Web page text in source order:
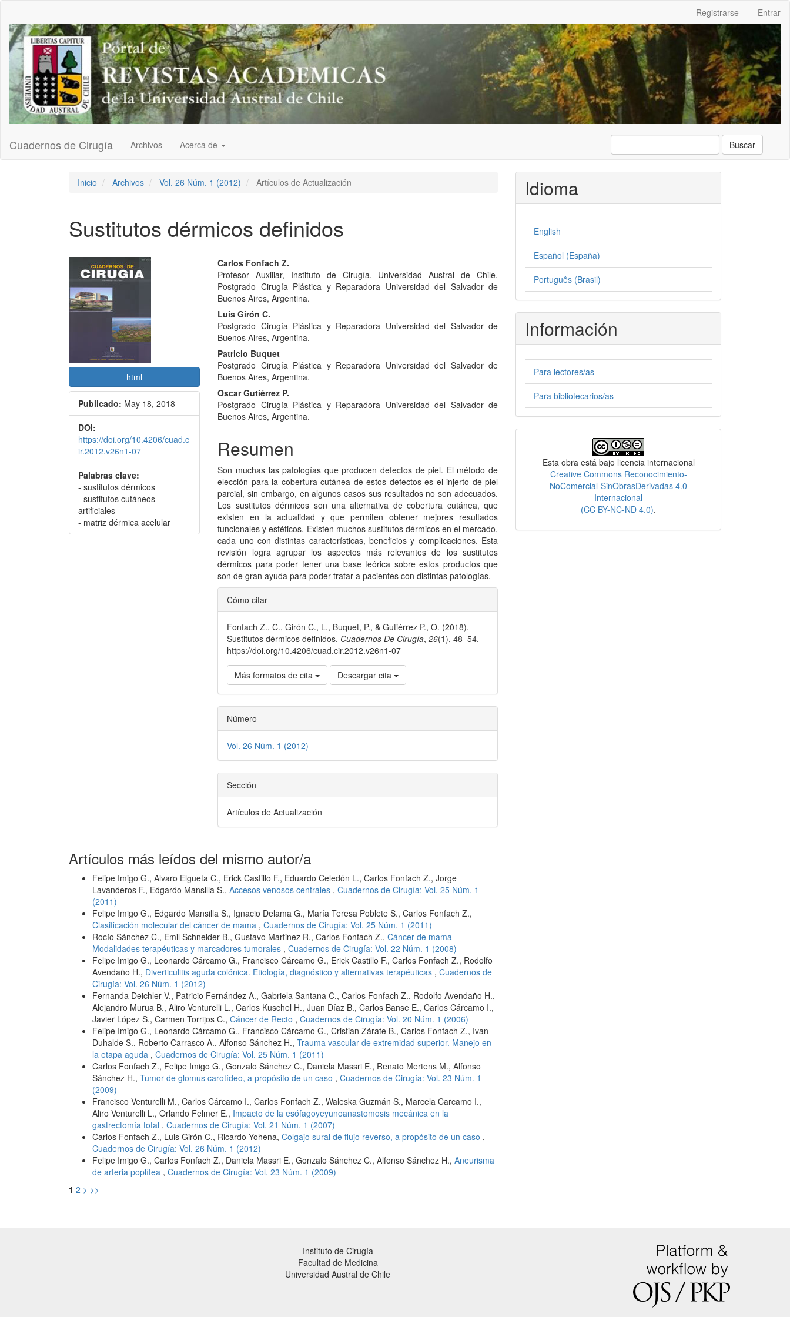
Contenido
principal
Barra
lateral
Registrarse Entrar
Cuadernos de Cirugía Archivos Acerca de Buscar
Inicio Archivos Vol. 26 Núm. 1 (2012) Artículos de Actualización
Sustitutos dérmicos definidos
Barra
lateral
del
artículo
html
Publicado: May 18, 2018
DOI:
https://doi.org/10.4206/cuad.c
ir.2012.v26n1-07
Palabras clave:
- sustitutos dérmicos
- sustitutos cutáneos
artificiales
- matriz dérmica acelular
Contenido
principal
del
artículo
Carlos Fonfach Z.
Profesor Auxiliar, Instituto de Cirugía. Universidad Austral de Chile.
Postgrado Cirugía Plástica y Reparadora Universidad del Salvador de
Buenos Aires, Argentina.
Luis Girón C.
Postgrado Cirugía Plástica y Reparadora Universidad del Salvador de
Buenos Aires, Argentina.
Patricio Buquet
Postgrado Cirugía Plástica y Reparadora Universidad del Salvador de
Buenos Aires, Argentina.
Oscar Gutiérrez P.
Postgrado Cirugía Plástica y Reparadora Universidad del Salvador de
Buenos Aires, Argentina.
Resumen
Son muchas las patologías que producen defectos de piel. El método de
elección para la cobertura cutánea de estos defectos es el injerto de piel
parcial, sin embargo, en algunos casos sus resultados no son adecuados.
Los sustitutos dérmicos son una alternativa de cobertura cutánea, que
existen en la actualidad y que permiten obtener mejores resultados
funcionales y estéticos. Existen muchos sustitutos dérmicos en el mercado,
cada uno con distintas características, beneficios y complicaciones. Esta
revisión logra agrupar los aspectos más relevantes de los sustitutos
dérmicos para poder tener una base teórica sobre estos productos que
son de gran ayuda para poder tratar a pacientes con distintas patologías.
Detalles
del
artículo
Cómo citar
Fonfach Z., C., Girón C., L., Buquet, P., & Gutiérrez P., O. (2018).
Sustitutos dérmicos definidos. Cuadernos De Cirugía,26(1), 48–54.
https://doi.org/10.4206/cuad.cir.2012.v26n1-07
Más formatos de cita Descargar cita
Número
Vol. 26 Núm. 1 (2012)
Sección
Artículos de Actualización
Artículos más leídos del mismo autor/a
Felipe Imigo G., Alvaro Elgueta C., Erick Castillo F., Eduardo Celedón L., Carlos Fonfach Z., Jorge
Lavanderos F., Edgardo Mansilla S., Accesos venosos centrales , Cuadernos de Cirugía: Vol. 25 Núm. 1
(2011)
Felipe Imigo G., Edgardo Mansilla S., Ignacio Delama G., María Teresa Poblete S., Carlos Fonfach Z.,
Clasificación molecular del cáncer de mama , Cuadernos de Cirugía: Vol. 25 Núm. 1 (2011)
Rocío Sánchez C., Emil Schneider B., Gustavo Martinez R., Carlos Fonfach Z., Cáncer de mama
Modalidades terapéuticas y marcadores tumorales , Cuadernos de Cirugía: Vol. 22 Núm. 1 (2008)
Felipe Imigo G., Leonardo Cárcamo G., Francisco Cárcamo G., Erick Castillo F., Carlos Fonfach Z., Rodolfo
Avendaño H., Diverticulitis aguda colónica. Etiología, diagnóstico y alternativas terapéuticas , Cuadernos de
Cirugía: Vol. 26 Núm. 1 (2012)
Fernanda Deichler V., Patricio Fernández A., Gabriela Santana C., Carlos Fonfach Z., Rodolfo Avendaño H.,
Alejandro Murua B., Aliro Venturelli L., Carlos Kuschel H., Juan Díaz B., Carlos Banse E., Carlos Cárcamo I.,
Javier López S., Carmen Torrijos C., Cáncer de Recto , Cuadernos de Cirugía: Vol. 20 Núm. 1 (2006)
Felipe Imigo G., Leonardo Cárcamo G., Francisco Cárcamo G., Cristian Zárate B., Carlos Fonfach Z., Ivan
Duhalde S., Roberto Carrasco A., Alfonso Sánchez H., Trauma vascular de extremidad superior. Manejo en
la etapa aguda , Cuadernos de Cirugía: Vol. 25 Núm. 1 (2011)
Carlos Fonfach Z., Felipe Imigo G., Gonzalo Sánchez C., Daniela Massri E., Renato Mertens M., Alfonso
Sánchez H., Tumor de glomus carotídeo, a propósito de un caso , Cuadernos de Cirugía: Vol. 23 Núm. 1
(2009)
Francisco Venturelli M., Carlos Cárcamo I., Carlos Fonfach Z., Waleska Guzmán S., Marcela Carcamo I.,
Aliro Venturelli L., Orlando Felmer E., Impacto de la esófagoyeyunoanastomosis mecánica en la
gastrectomía total , Cuadernos de Cirugía: Vol. 21 Núm. 1 (2007)
Carlos Fonfach Z., Luis Girón C., Ricardo Yohena, Colgajo sural de flujo reverso, a propósito de un caso ,
Cuadernos de Cirugía: Vol. 26 Núm. 1 (2012)
Felipe Imigo G., Carlos Fonfach Z., Daniela Massri E., Gonzalo Sánchez C., Alfonso Sánchez H., Aneurisma
de arteria poplítea , Cuadernos de Cirugía: Vol. 23 Núm. 1 (2009)
1 2 > >>
Idioma
English
Español (España)
Português (Brasil)
Información
Para lectores/as
Para bibliotecarios/as
Esta obra está bajo licencia internacional
Creative Commons Reconocimiento-
NoComercial-SinObrasDerivadas 4.0
Internacional
(CC BY-NC-ND 4.0).
Instituto de Cirugía
Facultad de Medicina
Universidad Austral de Chile